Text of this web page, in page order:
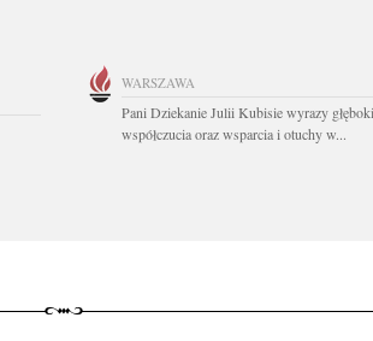
WARSZAWA
Pani Dziekanie Julii Kubisie wyrazy
współczucia oraz wsparcia i otuchy w...